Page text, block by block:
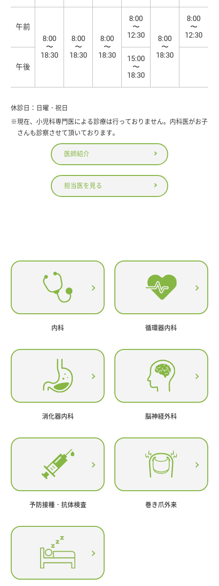
午前
8:00
〜
18:30
8:00
〜
18:30
8:00
〜
18:30
8:00
〜
12:30
8:00
〜
18:30
8:00
〜
12:30
午後
15:00
〜
18:30
休診日：日曜・祝日
※現在、小児科専門医による診療は行っておりません。内科医がお子
さんも診察させて頂いております。
医師紹介
担当医を見る
内科 循環器内科
消化器内科 脳神経外科
予防接種・抗体検査 巻き爪外来